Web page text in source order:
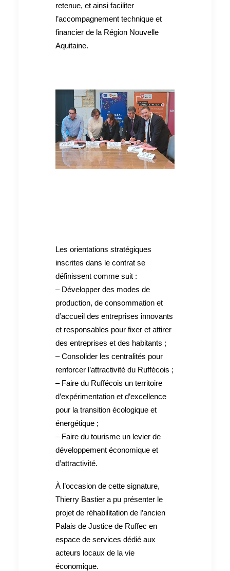
retenue, et ainsi faciliter
l’accompagnement technique et
financier de la Région Nouvelle
Aquitaine.
Les orientations stratégiques
inscrites dans le contrat se
définissent comme suit :
– Développer des modes de
production, de consommation et
d’accueil des entreprises innovants
et responsables pour fixer et attirer
des entreprises et des habitants ;
– Consolider les centralités pour
renforcer l’attractivité du Ruffécois ;
– Faire du Ruffécois un territoire
d’expérimentation et d’excellence
pour la transition écologique et
énergétique ;
– Faire du tourisme un levier de
développement économique et
d’attractivité.
À l’occasion de cette signature,
Thierry Bastier a pu présenter le
projet de réhabilitation de l’ancien
Palais de Justice de Ruffec en
espace de services dédié aux
acteurs locaux de la vie
économique.